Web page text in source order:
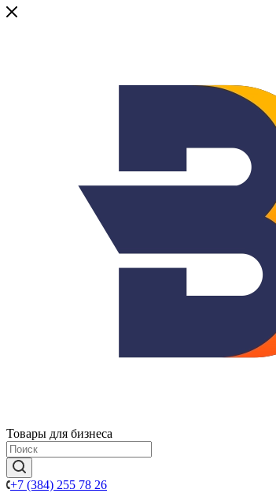
Товары для бизнеса
+7 (384) 255 78 26